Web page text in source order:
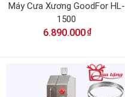
Máy Cưa Xương GoodFor HL-
1500
6.890.000 ₫